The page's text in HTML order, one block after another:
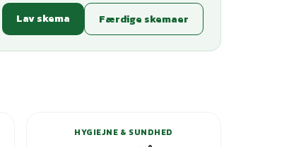
Lav skema Færdige skemaer
HYGIEJNE & SUNDHED